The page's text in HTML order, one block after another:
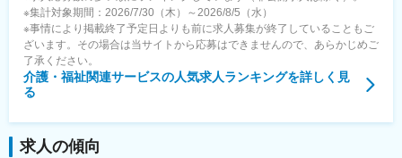
※集計対象期間：2026/7/30（木）～2026/8/5（水）
※事情により掲載終了予定日よりも前に求人募集が終了していることもご
ざいます。その場合は当サイトから応募はできませんので、あらかじめご
了承ください。
介護・福祉関連サービスの人気求人ランキングを詳しく見
る
求人の傾向